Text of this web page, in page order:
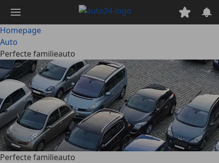
naar
hoofdinhoud
Homepage
Auto
Perfecte familieauto
Perfecte familieauto